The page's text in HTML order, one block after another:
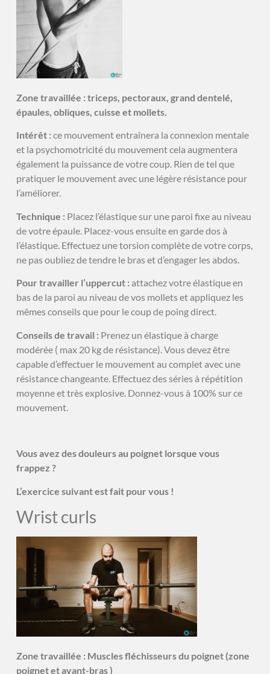
Zone travaillée : triceps, pectoraux, grand dentelé,
épaules, obliques, cuisse et mollets.
Intérêt : ce mouvement entraînera la connexion mentale
et la psychomotricité du mouvement cela augmentera
également la puissance de votre coup. Rien de tel que
pratiquer le mouvement avec une légère résistance pour
l’améliorer.
Technique : Placez l’élastique sur une paroi fixe au niveau
de votre épaule. Placez-vous ensuite en garde dos à
l’élastique. Effectuez une torsion complète de votre corps,
ne pas oubliez de tendre le bras et d’engager les abdos.
Pour travailler l’uppercut : attachez votre élastique en
bas de la paroi au niveau de vos mollets et appliquez les
mêmes conseils que pour le coup de poing direct.
Conseils de travail : Prenez un élastique à charge
modérée ( max 20 kg de résistance). Vous devez être
capable d’effectuer le mouvement au complet avec une
résistance changeante. Effectuez des séries à répétition
moyenne et très explosive. Donnez-vous à 100% sur ce
mouvement.
Vous avez des douleurs au poignet lorsque vous
frappez ?
L’exercice suivant est fait pour vous !
Wrist curls
Zone travaillée : Muscles fléchisseurs du poignet (zone
poignet et avant-bras )